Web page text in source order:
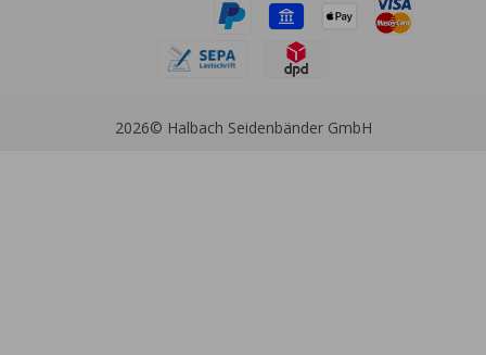
2026© Halbach Seidenbänder GmbH